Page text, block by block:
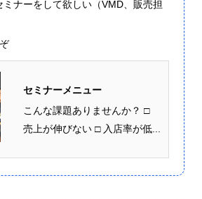
ナーをして欲しい（VMD、販売担
セミナーメニュー
こんな課題ありませんか？ □
売上が伸びない □ 入店率が低...